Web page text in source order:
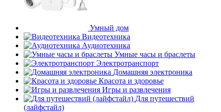
Умный дом
Видеотехника
Аудиотехника
Умные часы и браслеты
Электротранспорт
Домашняя электроника
Красота и здоровье
Игры и развлечения
Для путешествий
(лайфстайл)